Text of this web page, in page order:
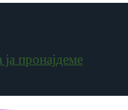
ја пронајдеме